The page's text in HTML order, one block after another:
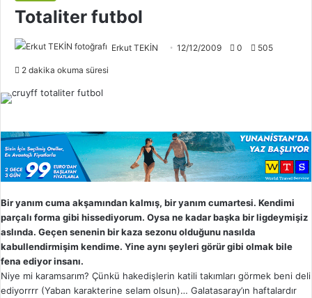
Totaliter futbol
Erkut TEKİN 12/12/2009 0 505
2 dakika okuma süresi
Bir yanım cuma akşamından kalmış, bir yanım cumartesi. Kendimi
parçalı forma gibi hissediyorum. Oysa ne kadar başka bir ligdeymişiz
aslında. Geçen senenin bir kaza sezonu olduğunu nasılda
kabullendirmişim kendime. Yine aynı şeyleri görür gibi olmak bile
fena ediyor insanı.
Niye mi karamsarım? Çünkü hakedişlerin katili takımları görmek beni deli
ediyorrrr (Yaban karakterine selam olsun)… Galatasaray’ın haftalardır